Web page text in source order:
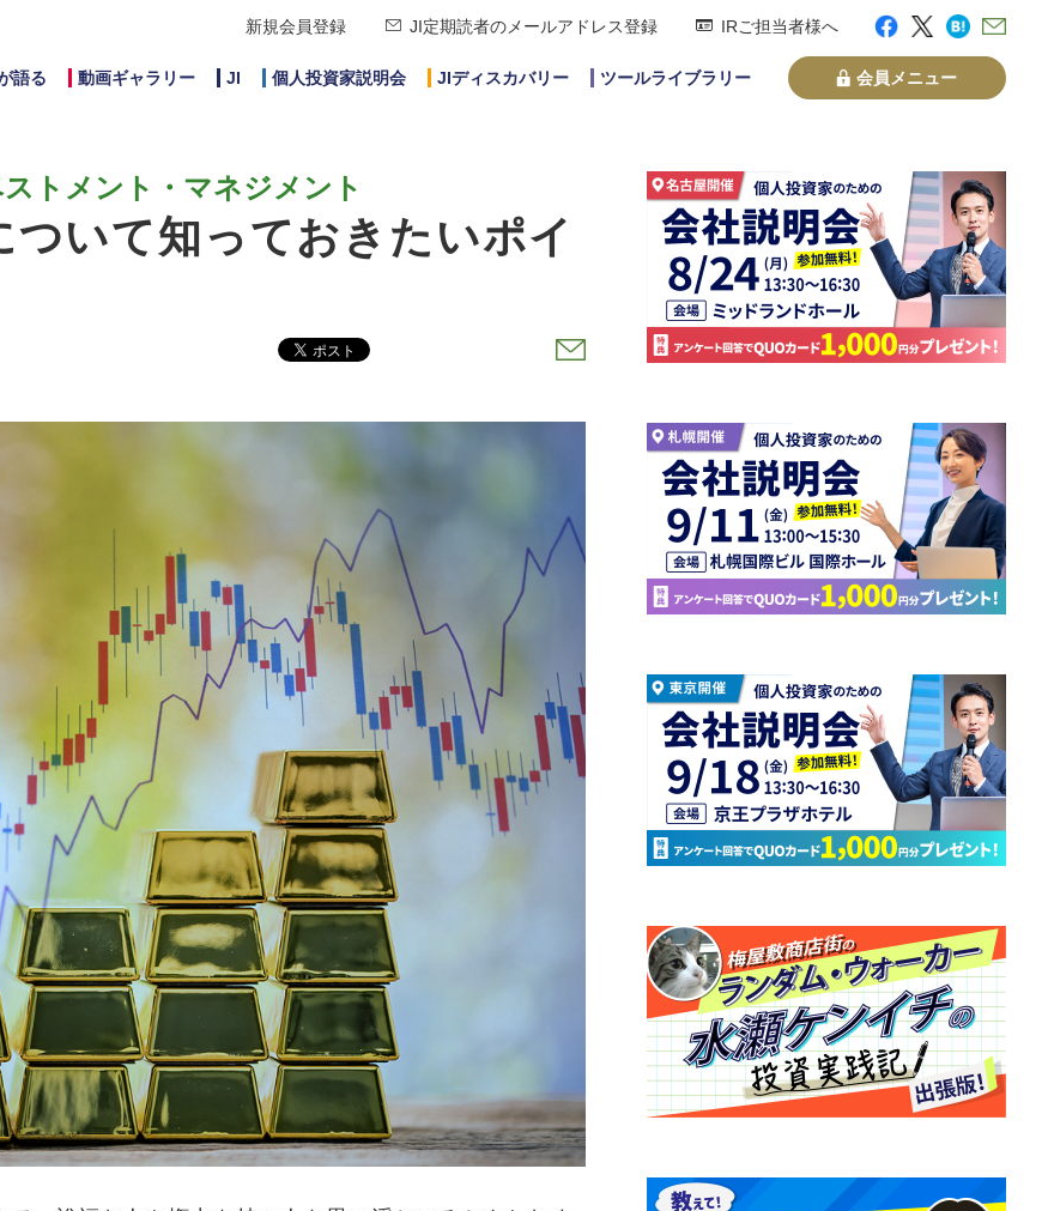
新規会員登録 JI定期読者のメールアドレス登録 IRご担当者様へ
語る 動画ギャラリー JI 個人投資家説明会 JIディスカバリー ツールライブラリー 会員メニュー
トメント・マネジメント
いて知っておきたいポイ